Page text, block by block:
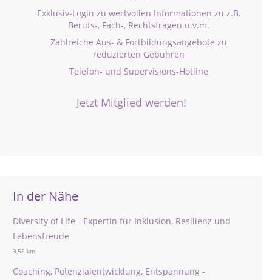
Exklusiv-Login zu wertvollen Informationen zu z.B.
Berufs-, Fach-, Rechtsfragen u.v.m.
Zahlreiche Aus- & Fortbildungsangebote zu
reduzierten Gebühren
Telefon- und Supervisions-Hotline
Jetzt Mitglied werden!
In der Nähe
Diversity of Life - Expertin für Inklusion, Resilienz und
Lebensfreude
3,55 km
Coaching, Potenzialentwicklung, Entspannung -